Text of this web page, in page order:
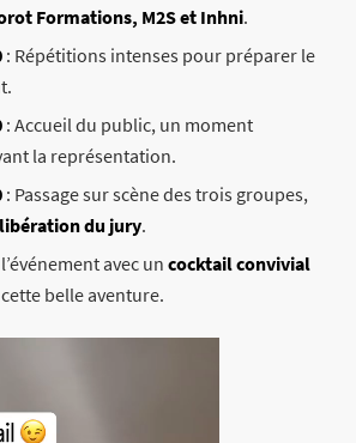
Formations, M2S et Inhni.
: Répétitions intenses pour préparer le
: Accueil du public, un moment
la représentation.
: Passage sur scène des trois groupes,
du jury.
avec un cocktail convivial
belle aventure.